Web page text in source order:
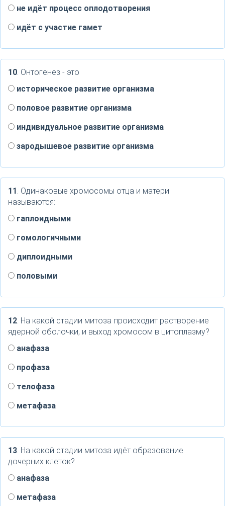
не идёт процесс оплодотворения
идёт с участие гамет
10. Онтогенез - это
историческое развитие организма
половое развитие организма
индивидуальное развитие организма
зародышевое развитие организма
11. Одинаковые хромосомы отца и матери
называются:
гаплоидными
гомологичными
диплоидными
половыми
12. На какой стадии митоза происходит растворение
ядерной оболочки, и выход хромосом в цитоплазму?
анафаза
профаза
телофаза
метафаза
13. На какой стадии митоза идёт образование
дочерних клеток?
анафаза
метафаза